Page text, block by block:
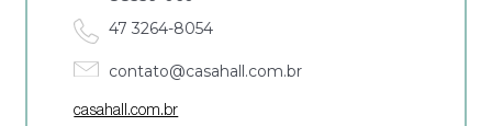
47 3264-8054
contato@casahall.com.br
casahall.com.br